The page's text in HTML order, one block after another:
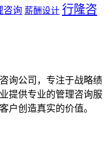
咨询 薪酬设计 行隆咨
询公司，专注于战略绩
提供专业的管理咨询服
户创造真实的价值。